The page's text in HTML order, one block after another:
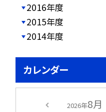
2016年度
2015年度
2014年度
カレンダー
2026年8月